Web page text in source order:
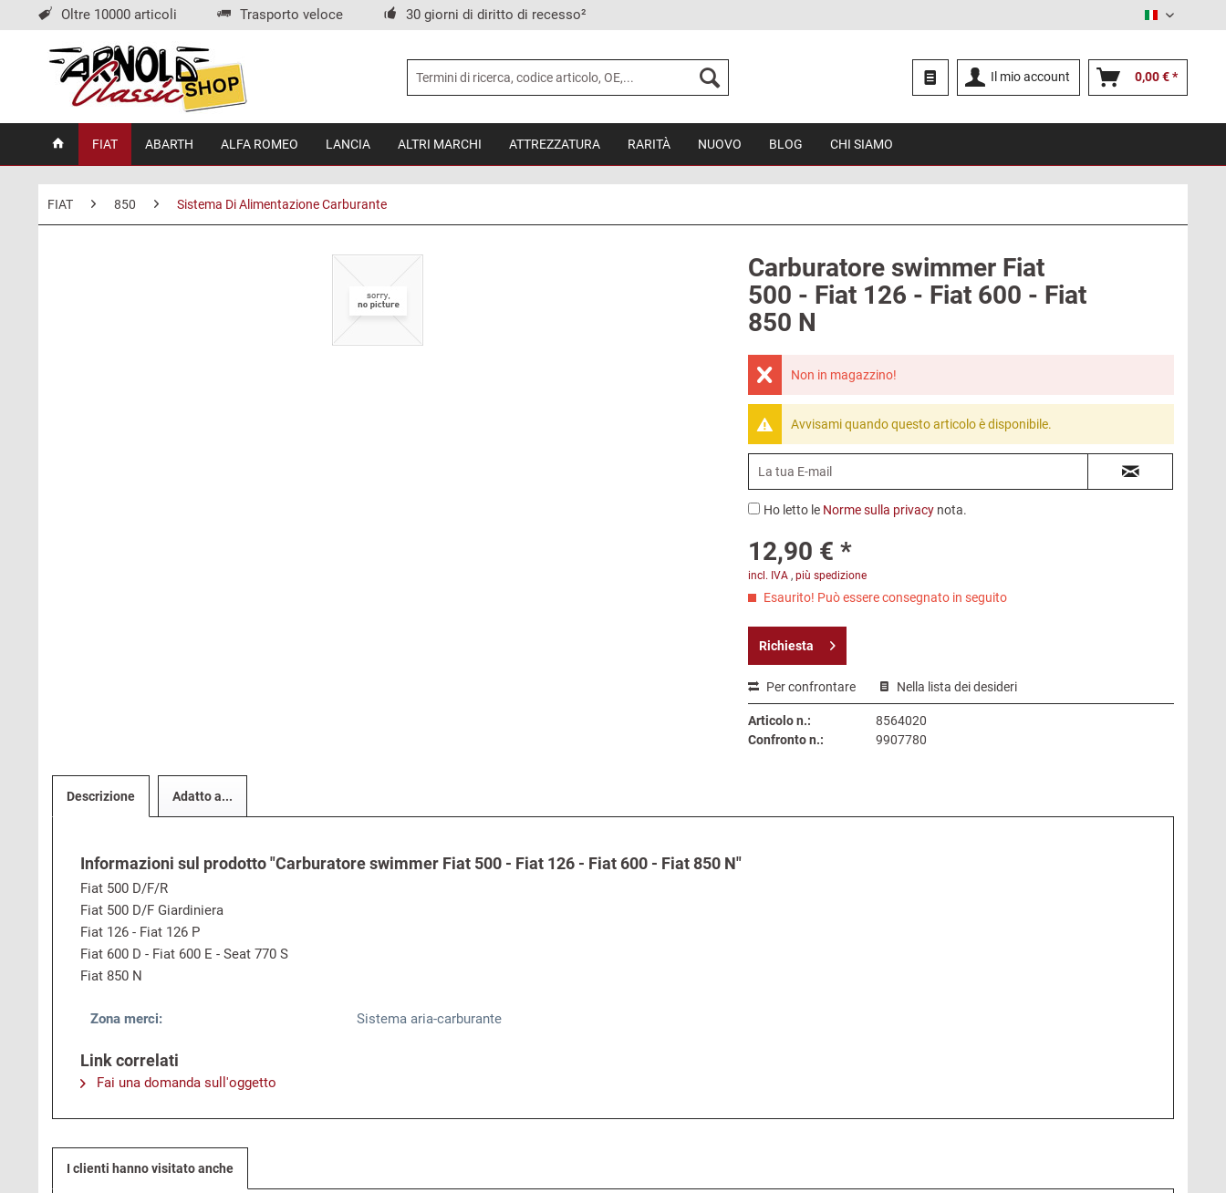
Oltre 10000 articoli Trasporto veloce 30 giorni di diritto di recesso² Italiano
Il mio account 0,00 € *
FIAT ABARTH ALFA ROMEO LANCIA ALTRI MARCHI ATTREZZATURA RARITÀ NUOVO BLOG CHI SIAMO
FIAT 850 Sistema Di Alimentazione Carburante
Carburatore swimmer Fiat
500 - Fiat 126 - Fiat 600 - Fiat
850 N
Non in magazzino!
Avvisami quando questo articolo è disponibile.
Ho letto le Norme sulla privacynota.
12,90 € *
incl. IVA, più spedizione
Esaurito! Può essere consegnato in seguito
Richiesta
Per confrontare Nella lista dei desideri
Articolo n.:
8564020
Confronto n.:
9907780
Descrizione Adatto a...
Informazioni sul prodotto "Carburatore swimmer Fiat 500 - Fiat 126 - Fiat 600 - Fiat 850 N"
Fiat 500 D/F/R
Fiat 500 D/F Giardiniera
Fiat 126 - Fiat 126 P
Fiat 600 D - Fiat 600 E - Seat 770 S
Fiat 850 N
Zona merci: Sistema aria-carburante
Link correlati
Fai una domanda sull'oggetto
I clienti hanno visitato anche